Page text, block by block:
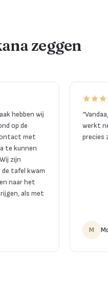
zeggen
hebben wij
op de
met
te kunnen
zijn
tafel kwam
naar het
als met
“
werkt
precies
M